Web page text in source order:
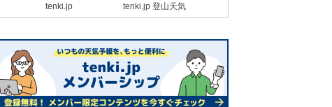
tenki.jp tenki.jp 登山天気